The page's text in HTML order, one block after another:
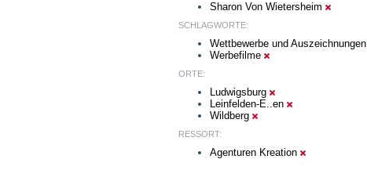
Sharon Von Wietersheim
SCHLAGWORTE:
Wettbewerbe und Auszeichnungen
Werbefilme
ORTE:
Ludwigsburg
Leinfelden-E..en
Wildberg
RESSORT:
Agenturen Kreation